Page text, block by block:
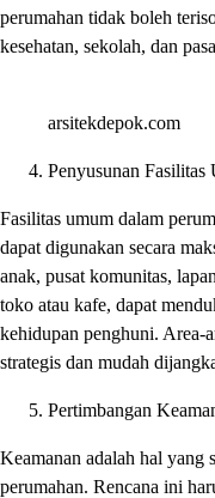
perumahan tidak boleh
kesehatan, sekolah, dan
arsitekdepok.com
Penyusunan Fasilitas
Fasilitas umum dalam
dapat digunakan secara
anak, pusat komunitas,
toko atau kafe, dapat
kehidupan penghuni. Area-
strategis dan mudah
Pertimbangan
Keamanan adalah hal yang
perumahan. Rencana ini